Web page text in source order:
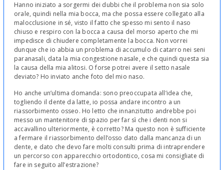
Hanno iniziato a sorgermi dei dubbi che il problema non sia solo
orale, quindi nella mia bocca, ma che possa essere collegato alla
malocclusione in sé, visto il fatto che spesso mi sento il naso
chiuso e respiro con la bocca a causa del morso aperto che mi
impedisce di chiudere completamente la bocca. Non vorrei
dunque che io abbia un problema di accumulo di catarro nei seni
paranasali, data la mia congestione nasale, e che quindi questa sia
la causa della mia alitosi. O forse potrei avere il setto nasale
deviato? Ho inviato anche foto del mio naso.
Ho anche un’ultima domanda: sono preoccupata all’idea che,
togliendo il dente da latte, io possa andare incontro a un
riassorbimento osseo. Ho letto che innanzitutto andrebbe poi
messo un mantenitore di spazio per far sì che i denti non si
accavallino ulteriormente, è corretto? Ma questo non è sufficiente
a fermare il riassorbimento dell’osso dato dalla mancanza di un
dente, e dato che devo fare molti consulti prima di intraprendere
un percorso con apparecchio ortodontico, cosa mi consigliate di
fare in seguito all’estrazione?